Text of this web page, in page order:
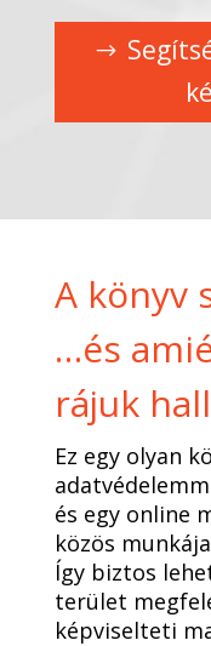
A könyv
…és
rájuk
Ez egy olyan
és egy online
közös
Így biztos
terület
képviselteti